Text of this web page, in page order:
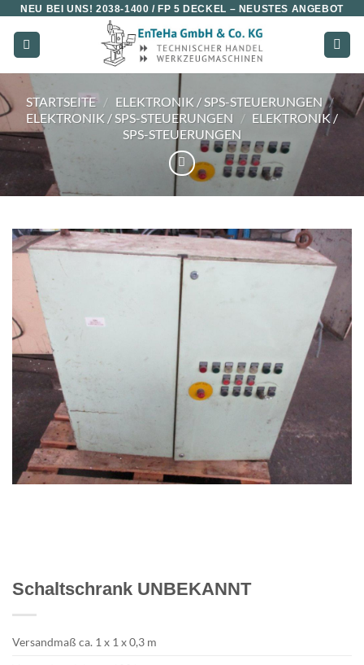
Zum
Inhalt
springen
NEU BEI UNS!2038-1400 / FP 5 DECKEL – NEUSTES ANGEBOT
STARTSEITE / ELEKTRONIK / SPS-STEUERUNGEN /
ELEKTRONIK / SPS-STEUERUNGEN / ELEKTRONIK /
SPS-STEUERUNGEN
Schaltschrank UNBEKANNT
Versandmaß ca. 1 x 1 x 0,3 m